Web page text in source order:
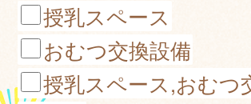
授乳スペース
おむつ交換設備
授乳スペース,おむつ